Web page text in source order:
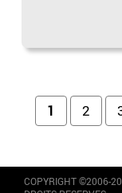
Pages
1 2
COPYRIGHT ©2006-